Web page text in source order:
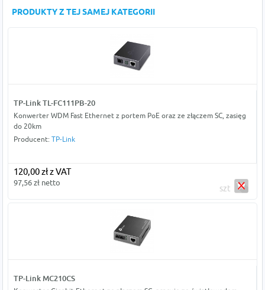
PRODUKTY Z TEJ SAMEJ KATEGORII
TP-Link TL-FC111PB-20
Konwerter WDM Fast Ethernet z portem PoE oraz ze złączem SC, zasięg
do 20km
Producent: TP-Link
120,00 zł z VAT
97,56 zł netto
szt
TP-Link MC210CS